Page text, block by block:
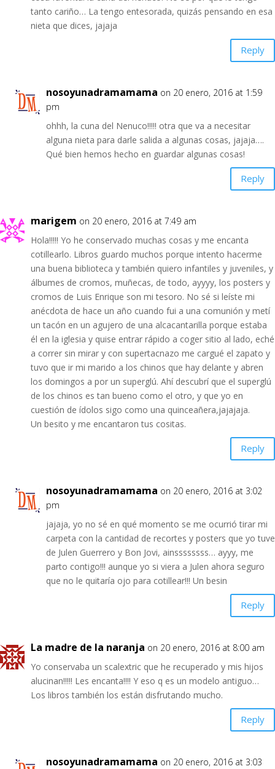
tanto cariño… La tengo entesorada, quizás pensando en esa
nieta que dices, jajaja
Reply
nosoyunadramamama on 20 enero, 2016 at 1:59
pm
ohhh, la cuna del Nenuco!!!!! otra que va a necesitar
alguna nieta para darle salida a algunas cosas, jajaja….
Qué bien hemos hecho en guardar algunas cosas!
Reply
marigem on 20 enero, 2016 at 7:49 am
Hola!!!!! Yo he conservado muchas cosas y me encanta
cotillearlo. Libros guardo muchos porque intento hacerme
una buena biblioteca y también quiero infantiles y juveniles, y
álbumes de cromos, muñecas, de todo, ayyyy, los posters y
cromos de Luis Enrique son mi tesoro. No sé si leíste mi
anécdota de hace un año cuando fui a una comunión y metí
un tacón en un agujero de una alcacantarilla porque estaba
él en la iglesia y quise entrar rápido a coger sitio al lado, eché
a correr sin mirar y con supertacnazo me cargué el zapato y
tuvo que ir mi marido a los chinos que hay delante y abren
los domingos a por un superglú. Ahí descubrí que el superglú
de los chinos es tan bueno como el otro, y que yo en
cuestión de ídolos sigo como una quinceañera,jajajaja.
Un besito y me encantaron tus cositas.
Reply
nosoyunadramamama on 20 enero, 2016 at 3:02
pm
jajaja, yo no sé en qué momento se me ocurrió tirar mi
carpeta con la cantidad de recortes y posters que yo tuve
de Julen Guerrero y Bon Jovi, ainssssssss… ayyy, me
parto contigo!!! aunque yo si viera a Julen ahora seguro
que no le quitaría ojo para cotillear!!! Un besin
Reply
La madre de la naranja on 20 enero, 2016 at 8:00 am
Yo conservaba un scalextric que he recuperado y mis hijos
alucinan!!!!! Les encanta!!!! Y eso q es un modelo antiguo…
Los libros también los están disfrutando mucho.
Reply
nosoyunadramamama on 20 enero, 2016 at 3:03